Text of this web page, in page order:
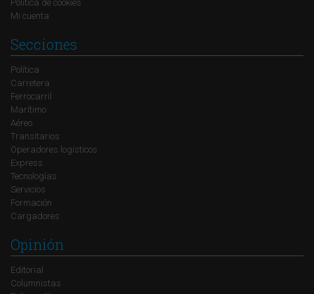
Política de cookies
Mi cuenta
Secciones
Política
Carretera
Ferrocarril
Marítimo
Aéreo
Transitarios
Operadores logísticos
Express
Tecnologías
Servicios
Formación
Cargadores
Opinión
Editorial
Columnistas